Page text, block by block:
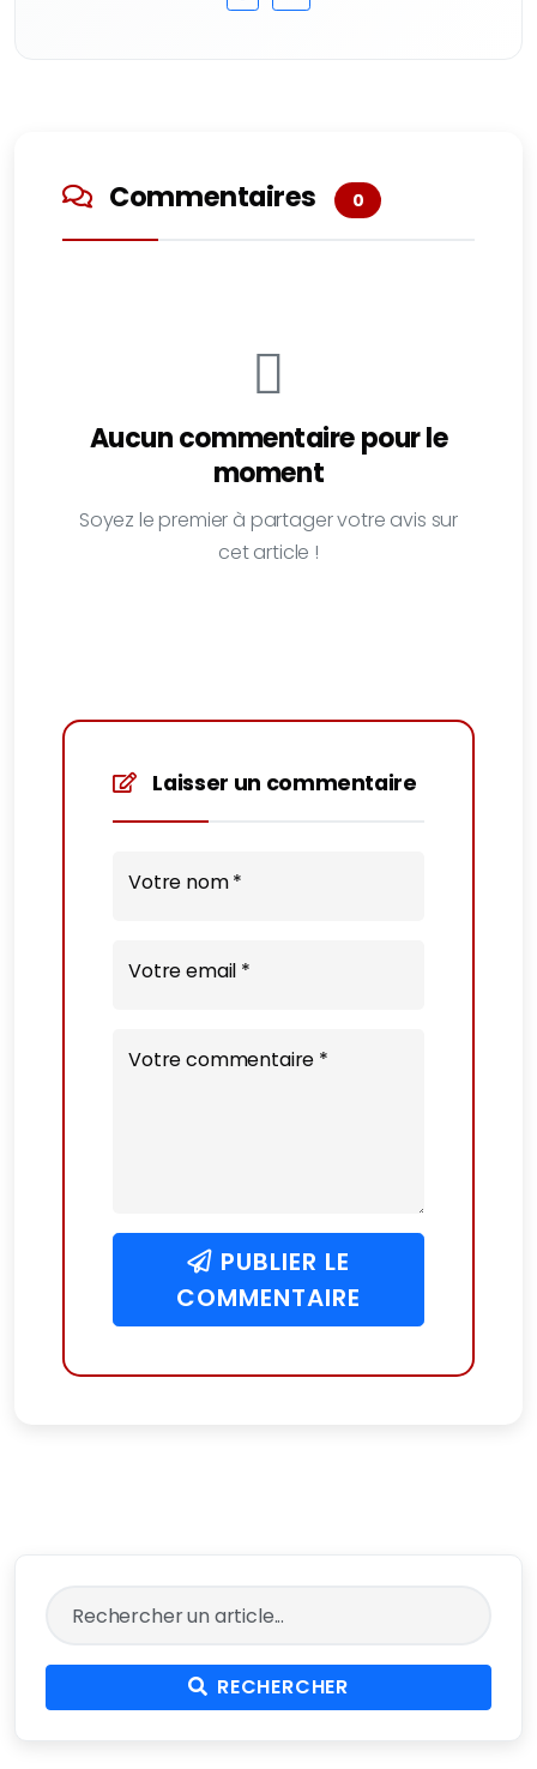
Commentaires 0
Aucun commentaire pour le
moment
Soyez le premier à partager votre avis sur
cet article !
Laisser un commentaire
Votre nom *
Votre email *
Votre commentaire *
PUBLIER LE
COMMENTAIRE
RECHERCHER